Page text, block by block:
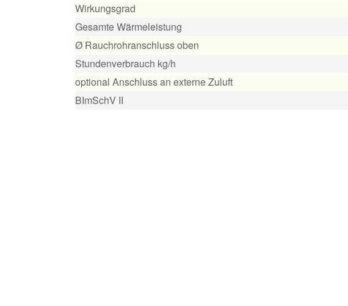
Wirkungsgrad
Gesamte Wärmeleistung
Ø Rauchrohranschluss oben
Stundenverbrauch kg/h
optional Anschluss an externe Zuluft
BImSchV II